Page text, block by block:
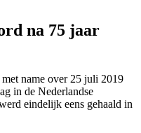
na 75 jaar
name over 25 juli 2019
in de Nederlandse
eindelijk eens gehaald in